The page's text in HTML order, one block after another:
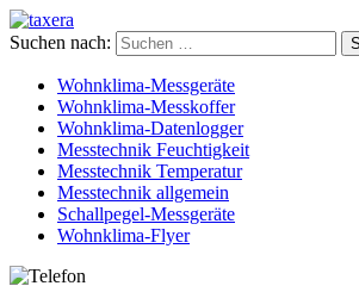
Suchen nach:
Wohnklima-Messgeräte
Wohnklima-Messkoffer
Wohnklima-Datenlogger
Messtechnik Feuchtigkeit
Messtechnik Temperatur
Messtechnik allgemein
Schallpegel-Messgeräte
Wohnklima-Flyer